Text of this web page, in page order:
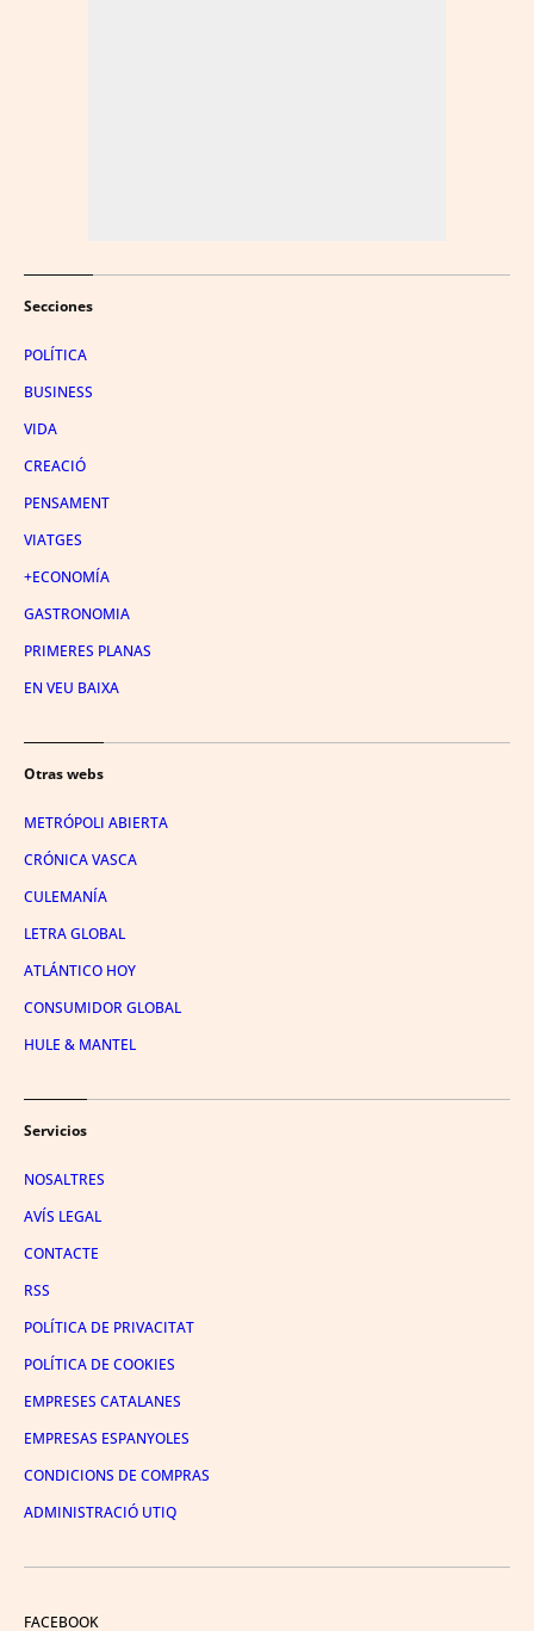
Secciones
POLÍTICA
BUSINESS
VIDA
CREACIÓ
PENSAMENT
VIATGES
+ECONOMÍA
GASTRONOMIA
PRIMERES PLANAS
EN VEU BAIXA
Otras webs
METRÓPOLI ABIERTA
CRÓNICA VASCA
CULEMANÍA
LETRA GLOBAL
ATLÁNTICO HOY
CONSUMIDOR GLOBAL
HULE & MANTEL
Servicios
NOSALTRES
AVÍS LEGAL
CONTACTE
RSS
POLÍTICA DE PRIVACITAT
POLÍTICA DE COOKIES
EMPRESES CATALANES
EMPRESAS ESPANYOLES
CONDICIONS DE COMPRAS
ADMINISTRACIÓ UTIQ
FACEBOOK